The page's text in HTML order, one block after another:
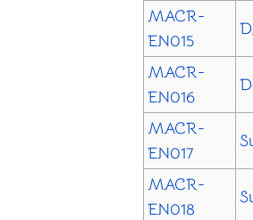
MACR-
EN015
MACR-
EN016
MACR-
EN017
MACR-
EN018